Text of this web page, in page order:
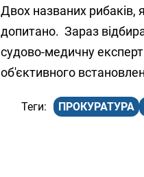
Двох названих рибаків,
допитано. Зараз
судово-медичну
об'єктивного
ПРОКУРАТУРА